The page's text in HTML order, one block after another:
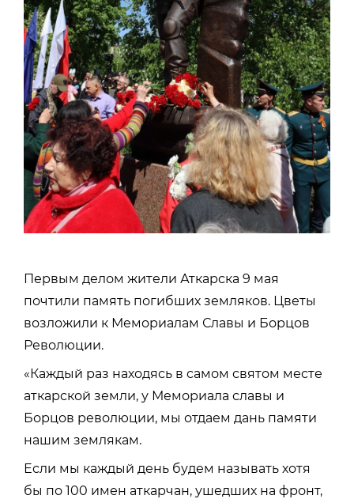
Первым делом жители Аткарска 9 мая
почтили память погибших земляков. Цветы
возложили к Мемориалам Славы и Борцов
Революции.
«Каждый раз находясь в самом святом месте
аткарской земли, у Мемориала славы и
Борцов революции, мы отдаем дань памяти
нашим землякам.
Если мы каждый день будем называть хотя
бы по 100 имен аткарчан, ушедших на фронт,